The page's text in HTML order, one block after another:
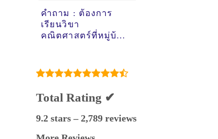
คำถาม : ต้องการ
เรียนวิขา
คณิตศาสตร์ที่หมู่บ้าน
พิเศษที่นี่
Total Rating ✔
9.2 stars – 2,789 reviews